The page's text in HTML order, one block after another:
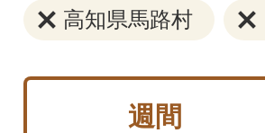
高知県馬路村
週間